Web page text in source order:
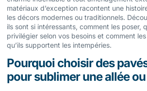
matériaux d’exception racontent une
les décors modernes ou traditionnels.
ils sont si intéressants, comment les poser,
privilégier selon vos besoins et comment
qu’ils supportent les intempéries.
Pourquoi choisir des
pour sublimer une allée